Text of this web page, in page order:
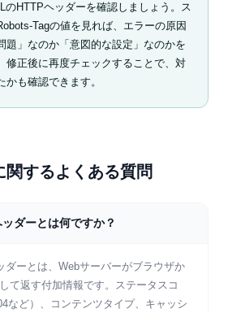
のHTTPヘッダーを確認しましょう。ス
Tagの値を見れば、エラーの原因
題」なのか「意図的な設定」なのかを
修正後に再度チェックすることで、対
も確認できます。
関するよくある質問
ダーとは何ですか？
ダーとは、Webサーバーがブラウザか
て返す付加情報です。ステータスコ
など）、コンテンツタイプ、キャッシ